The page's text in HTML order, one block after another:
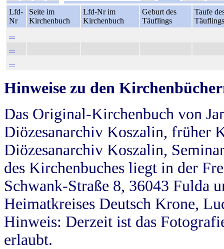
Lfd-
Nr
Seite im
Kirchenbuch
Lfd-Nr im
Kirchenbuch
Geburt des
Täuflings
Taufe
Täuflings
...
...
...
Hinweise zu den
Das Original-Kirchenbuch von
Diözesanarchiv Koszalin, früher
Diözesanarchiv Koszalin,
des Kirchenbuches liegt in der
Schwank-Straße 8, 36043 Fulda
Heimatkreises Deutsch Krone,
Hinweis: Derzeit ist das
erlaubt.